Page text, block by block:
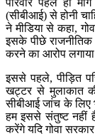
(सीबीआई) से होनी
ने मीडिया से कहा,
इसके पीछे
करने का आरोप
इससे पहले, पीड़ित
खट्टर से मुलाकात
सीबीआई जांच के लिए
हम इससे संतुष्ट नहीं
करेंगे यदि गोवा